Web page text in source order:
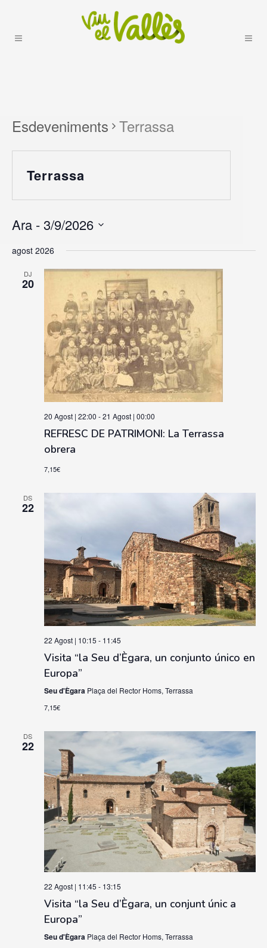
Esdeveniments Terrassa
Terrassa
Ara - 3/9/2026
una
data
agost 2026
DJ
20
20 Agost | 22:00 -21 Agost | 00:00
REFRESC DE PATRIMONI: La Terrassa
obrera
7,15€
DS
22
22 Agost | 10:15 - 11:45
Visita “la Seu d’Ègara, un conjunto único en
Europa”
Seu d'Ègara Plaça del Rector Homs, Terrassa
7,15€
DS
22
22 Agost | 11:45 - 13:15
Visita “la Seu d’Ègara, un conjunt únic a
Europa”
Seu d'Ègara Plaça del Rector Homs, Terrassa